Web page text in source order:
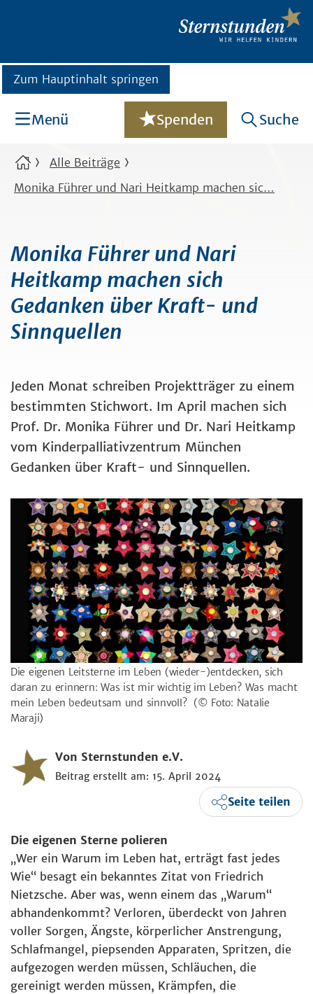
Zum Hauptinhalt springen
Menü Spenden Suche
Alle Beiträge
Monika Führer und Nari Heitkamp machen sic…
Monika Führer und Nari
Heitkamp machen sich
Gedanken über Kraft- und
Sinnquellen
Jeden Monat schreiben Projektträger zu einem
bestimmten Stichwort. Im April machen sich
Prof. Dr. Monika Führer und Dr. Nari Heitkamp
vom Kinderpalliativzentrum München
Gedanken über Kraft- und Sinnquellen.
Die eigenen Leitsterne im Leben (wieder-)entdecken, sich
daran zu erinnern: Was ist mir wichtig im Leben? Was macht
mein Leben bedeutsam und sinnvoll? (© Foto: Natalie
Maraji)
Von Sternstunden e.V.
Beitrag erstellt am: 15. April 2024
Seite teilen
Die eigenen Sterne polieren
„Wer ein Warum im Leben hat, erträgt fast jedes
Wie“ besagt ein bekanntes Zitat von Friedrich
Nietzsche. Aber was, wenn einem das „Warum“
abhandenkommt? Verloren, überdeckt von Jahren
voller Sorgen, Ängste, körperlicher Anstrengung,
Schlafmangel, piepsenden Apparaten, Spritzen, die
aufgezogen werden müssen, Schläuchen, die
gereinigt werden müssen, Krämpfen, die